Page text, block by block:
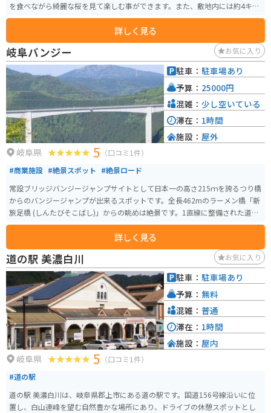
を食べながら綺麗な桜を見て楽しむ事ができます。また、敷地内には約4キロ
の散策路があるので綺麗な桜を眺めながら散歩を楽しむ事もできます。
詳しく見る
岐阜バンジー お気に入り
岐阜県 5 （口コミ1件）
#商業施設 #絶景スポット #絶景ロード
常設ブリッジバンジージャンプサイトとして日本一の高さ215ｍを誇るつり橋
からのバンジージャンプが出来るスポットです。全長462mのラーメン橋「新
旅足橋 (しんたびそこばし)」からの眺めは絶景です。1直線に整備された道路
もとても走りやすいです。バンジーをしなくても景色を楽しめるので、安心
んしてください。勇気のある人はぜひ飛んでみてください。
詳しく見る
駐車： 駐車場あり
予算： 25000円
混雑： 少し空いている
滞在： 1時間
施設： 屋外
道の駅 美濃白川 お気に入り
岐阜県 5 （口コミ1件）
#道の駅
道の駅 美濃白川は、岐阜県郡上市にある道の駅です。国道156号線沿いに位
置し、白山連峰を望む自然豊かな場所にあり、ドライブの休憩スポットとし
駐車： 駐車場あり
予算： 無料
混雑： 普通
滞在： 1時間
施設： 屋内